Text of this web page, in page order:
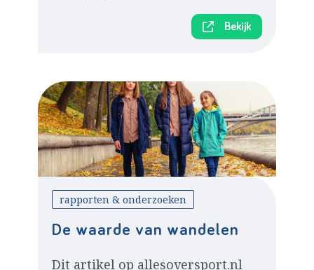
Bekijk
rapporten & onderzoeken
De waarde van wandelen
Dit artikel op allesoversport.nl